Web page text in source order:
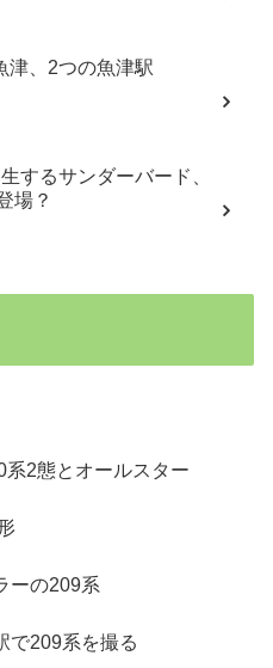
津、2つの魚津駅
するサンダーバード、
場？
2態とオールスター
ーの209系
で209系を撮る